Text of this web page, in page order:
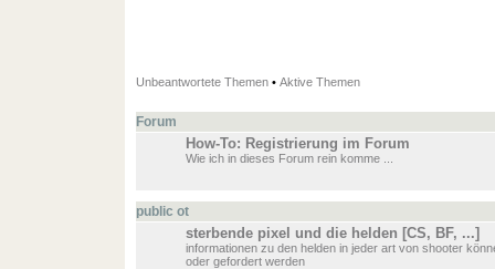
Unbeantwortete Themen• Aktive Themen
Forum
How-To: Registrierung im Forum
Wie ich in dieses Forum rein komme ...
public ot
sterbende pixel und die helden [CS, BF, ...]
informationen zu den helden in jeder art von shooter
oder gefordert werden